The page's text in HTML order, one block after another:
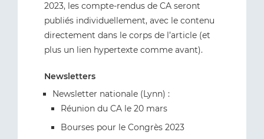
2023, les compte-rendus de CA seront
publiés individuellement, avec le contenu
directement dans le corps de l’article (et
plus un lien hypertexte comme avant).
Newsletters
Newsletter nationale (Lynn) :
Réunion du CA le 20 mars
Bourses pour le Congrès 2023